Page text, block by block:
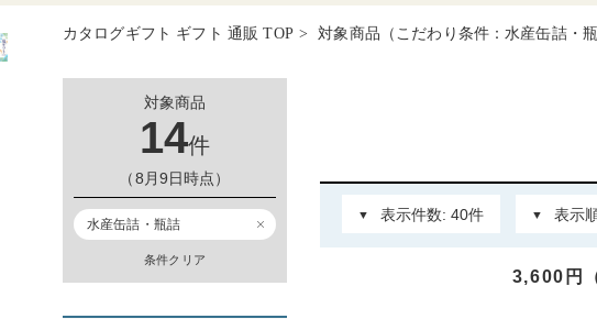
カタログギフト ギフト 通販 TOP 対象商品（こだわり条件：水産缶詰・瓶
対象商品
14件
（8月9日時点）
水産缶詰・瓶詰
条件クリア
3,600円